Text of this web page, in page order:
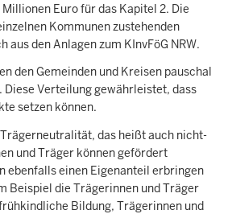
Euro für das Kapitel 2. Die
Kommunen zustehenden
den Anlagen zum KInvFöG NRW.
den Gemeinden und Kreisen pauschal
Verteilung gewährleistet, dass
setzen können.
das heißt auch nicht-
und Träger können gefördert
ebenfalls einen Eigenanteil erbringen
Beispiel die Trägerinnen und Träger
Bildung, Trägerinnen und